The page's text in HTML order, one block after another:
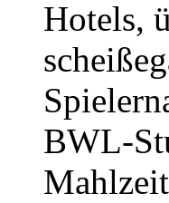
Hotels,
BWL-